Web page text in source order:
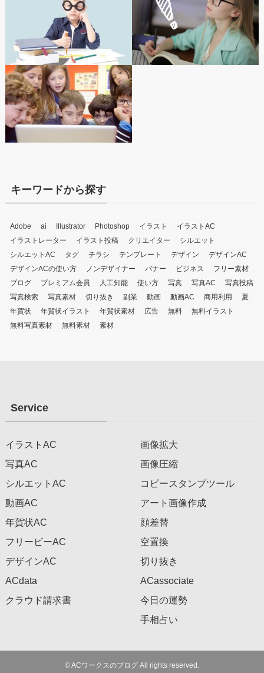
キーワードから探す
Adobe ai Illustrator Photoshop イラスト
イラストAC
イラストレーター
イラスト投稿 クリエイター
シルエット
シルエットAC
タグ チラシ テンプレート デザイン
デザインAC
デザインACの使い方
ノンデザイナー バナー ビジネス
フリー素材
ブログ
プレミアム会員 人工知能 使い方 写真 写真AC
写真投稿
写真検索
写真素材 切り抜き 副業 動画 動画AC 商用利用
夏
年賀状
年賀状イラスト 年賀状素材 広告 無料
無料イラスト
無料写真素材
無料素材 素材
Service
イラストAC
写真AC
シルエットAC
動画AC
年賀状AC
フリービーAC
デザインAC
ACdata
クラウド請求書
画像拡大
画像圧縮
コピースタンプツール
アート画像作成
顔差替
空置換
切り抜き
ACassociate
今日の運勢
手相占い
©ACワークスのブログ All rights reserved.